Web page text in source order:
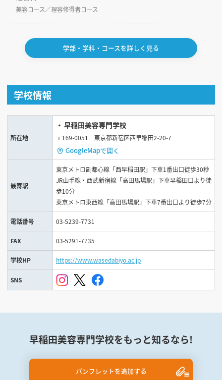
美容コース／理容修得者コース
学部・学科・コースを詳しく見る
学校情報
所在地
早稲田美容専門学校
〒169-0051 東京都新宿区西早稲田2-20-7
GoogleMapで開く
最寄駅
東京メトロ副都心線「西早稲田駅」下車1番出口徒歩30秒
JR山手線・西武新宿線「高田馬場駅」下車早稲田口より徒
歩10分
東京メトロ東西線「高田馬場駅」下車7番出口より徒歩7分
電話番号 03-5239-7731
FAX 03-5291-7735
学校HP https://www.wasedabiyo.ac.jp
SNS
早稲田美容専門学校をもっと知るなら!
パンフレットを追加する